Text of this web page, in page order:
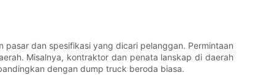
dan spesifikasi yang dicari pelanggan. Permintaan
Misalnya, kontraktor dan penata lanskap di daerah
dengan dump truck beroda biasa.